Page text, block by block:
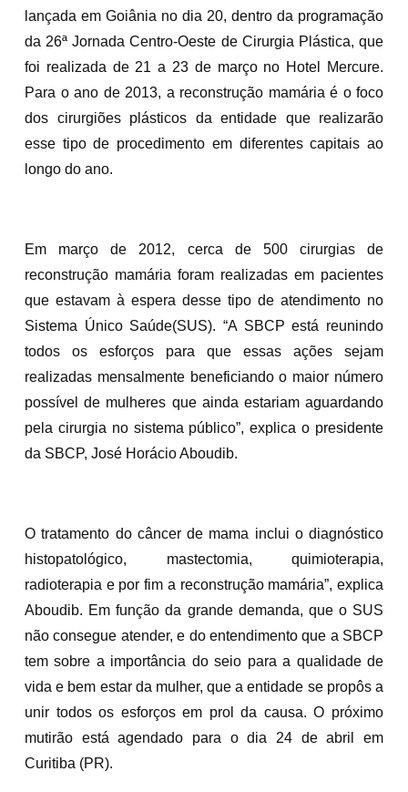
lançada em Goiânia no dia 20, dentro da programação
da 26ª Jornada Centro-Oeste de Cirurgia Plástica, que
foi realizada de 21 a 23 de março no Hotel Mercure.
Para o ano de 2013, a reconstrução mamária é o foco
dos cirurgiões plásticos da entidade que realizarão
esse tipo de procedimento em diferentes capitais ao
longo do ano.
Em março de 2012, cerca de 500 cirurgias de
reconstrução mamária foram realizadas em pacientes
que estavam à espera desse tipo de atendimento no
Sistema Único Saúde(SUS). “A SBCP está reunindo
todos os esforços para que essas ações sejam
realizadas mensalmente beneficiando o maior número
possível de mulheres que ainda estariam aguardando
pela cirurgia no sistema público”, explica o presidente
da SBCP, José Horácio Aboudib.
O tratamento do câncer de mama inclui o diagnóstico
histopatológico, mastectomia, quimioterapia,
radioterapia e por fim a reconstrução mamária”, explica
Aboudib. Em função da grande demanda, que o SUS
não consegue atender, e do entendimento que a SBCP
tem sobre a importância do seio para a qualidade de
vida e bem estar da mulher, que a entidade se propôs a
unir todos os esforços em prol da causa. O próximo
mutirão está agendado para o dia 24 de abril em
Curitiba (PR).